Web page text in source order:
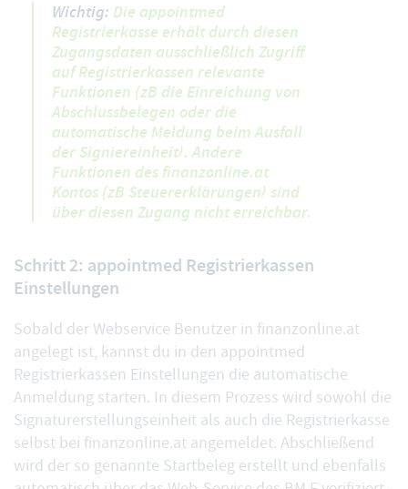
Wichtig: Die appointmed
Registrierkasse erhält durch diesen
Zugangsdaten ausschließlich Zugriff
auf Registrierkassen relevante
Funktionen (zB die Einreichung von
Abschlussbelegen oder die
automatische Meldung beim Ausfall
der Signiereinheit). Andere
Funktionen des finanzonline.at
Kontos (zB Steuererklärungen) sind
über diesen Zugang nicht erreichbar.
Schritt 2: appointmed Registrierkassen
Einstellungen
Sobald der Webservice Benutzer in finanzonline.at
angelegt ist, kannst du in den appointmed
Registrierkassen Einstellungen die automatische
Anmeldung starten. In diesem Prozess wird sowohl die
Signaturerstellungseinheit als auch die Registrierkasse
selbst bei finanzonline.at angemeldet. Abschließend
wird der so genannte Startbeleg erstellt und ebenfalls